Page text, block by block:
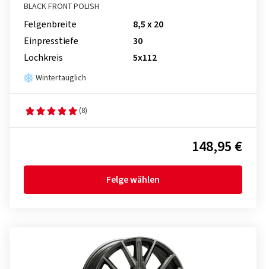
BLACK FRONT POLISH
Felgenbreite
8,5 x 20
Einpresstiefe
30
Lochkreis
5x112
Wintertauglich
(8)
148,95 €
Felge wählen